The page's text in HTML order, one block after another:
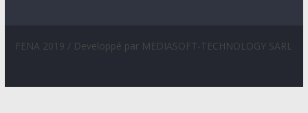
FENA 2019 / Developpé par MEDIASOFT-TECHNOLOGY SARL